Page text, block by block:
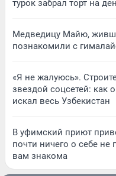
турок забрал торт на
Медведицу Майю,
познакомили с
«Я не жалуюсь».
звездой соцсетей: как
искал весь Узбекистан
В уфимский приют
почти ничего о себе не
вам знакома